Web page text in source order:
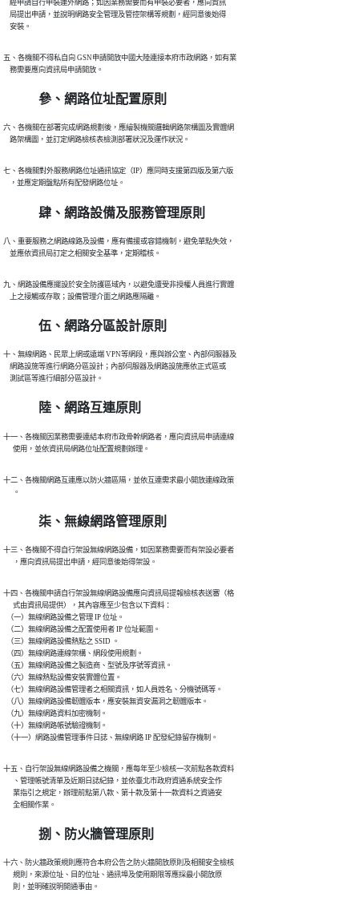
    經申請自行申裝連外網路；如因業務需要而有申裝必要者，應向資訊
    局提出申請，並說明網路安全管理及管控架構等規劃，經同意後始得
    安裝。
五、各機關不得私自向 GSN申請開放中國大陸連接本府市政網路，如有業
    務需要應向資訊局申請開放。
參、網路位址配置原則
六、各機關在部署完成網路規劃後，應繪製機關邏輯網路架構圖及實體網
    路架構圖，並訂定網路檢核表檢測部署狀況及運作狀況。
七、各機關對外服務網路位址通訊協定（IP）應同時支援第四版及第六版
    ，並應定期盤點所有配發網路位址。
肆、網路設備及服務管理原則
八、重要服務之網路線路及設備，應有備援或容錯機制，避免單點失效，
    並應依資訊局訂定之相關安全基準，定期稽核。
九、網路設備應擺設於安全防護區域內，以避免遭受非授權人員進行實體
    上之接觸或存取；設備管理介面之網路應隔離。
伍、網路分區設計原則
十、無線網路、民眾上網或遠端 VPN等網段，應與辦公室、內部伺服器及
    網路設施等進行網路分區設計；內部伺服器及網路設施應依正式區或
    測試區等進行細部分區設計。
陸、網路互連原則
十一、各機關因業務需要連結本府市政骨幹網路者，應向資訊局申請連線
      使用，並依資訊局網路位址配置規劃辦理。
十二、各機關網路互連應以防火牆區隔，並依互連需求最小開放連線政策
      。
柒、無線網路管理原則
十三、各機關不得自行架設無線網路設備，如因業務需要而有架設必要者
      ，應向資訊局提出申請，經同意後始得架設。
十四、各機關申請自行架設無線網路設備應向資訊局提報檢核表送審（格
      式由資訊局提供），其內容應至少包含以下資料：
  （一）無線網路設備之管理 IP 位址。
  （二）無線網路設備之配置使用者 IP 位址範圍。
  （三）無線網路設備熱點之 SSID 。
  （四）無線網路連線架構、網段使用規劃。
  （五）無線網路設備之製造商、型號及序號等資訊。
  （六）無線熱點設備安裝實體位置。
  （七）無線網路設備管理者之相關資訊，如人員姓名、分機號碼等。
  （八）無線網路設備韌體版本，應安裝無資安漏洞之韌體版本。
  （九）無線網路資料加密機制。
  （十）無線網路帳號驗證機制。
  （十一）網路設備管理事件日誌、無線網路 IP 配發紀錄留存機制。
十五、自行架設無線網路設備之機關，應每年至少檢核一次前點各款資料
      、管理帳號清單及近期日誌紀錄，並依臺北市政府資通系統安全作
      業指引之規定，辦理前點第八款、第十款及第十一款資料之資通安
      全相關作業。
捌、防火牆管理原則
十六、防火牆政策規則應符合本府公告之防火牆開放原則及相關安全檢核
      規則，來源位址、目的位址、通訊埠及使用期限等應採最小開放原
      則，並明確說明開通事由。